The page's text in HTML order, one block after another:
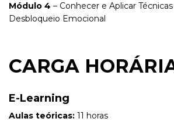
Módulo 4 – Conhecer e Aplicar
Desbloqueio Emocional
CARGA
E-Learning
Aulas teóricas: 11 horas